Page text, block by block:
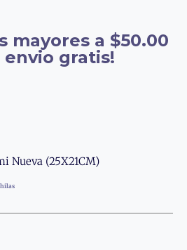
mayores a $50.00
gratis!
Nueva (25X21CM)